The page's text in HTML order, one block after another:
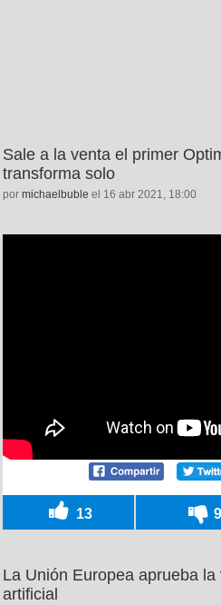
Sale a la venta el primer
transforma solo
por michaelbuble el 16 abr 2021, 18:00
13 9
La Unión Europea aprueba
artificial